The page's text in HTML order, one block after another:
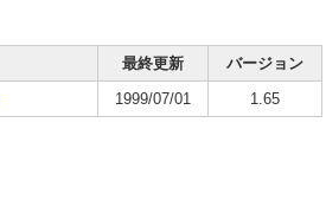
最終更新
バージョン
1999/07/01 1.65